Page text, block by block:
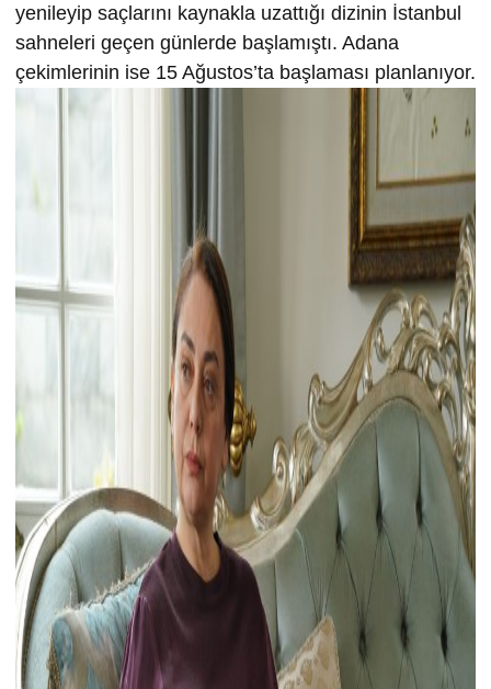
yenileyip saçlarını kaynakla uzattığı dizinin İstanbul
sahneleri geçen günlerde başlamıştı. Adana
çekimlerinin ise 15 Ağustos’ta başlaması planlanıyor.